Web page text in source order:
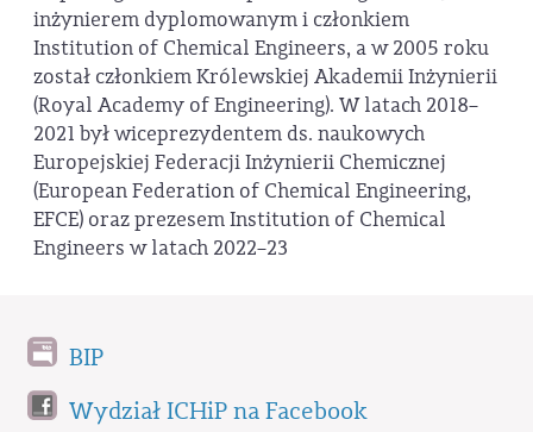
inżynierem dyplomowanym i członkiem
Institution of Chemical Engineers, a w 2005 roku
został członkiem Królewskiej Akademii Inżynierii
(Royal Academy of Engineering). W latach 2018–
2021 był wiceprezydentem ds. naukowych
Europejskiej Federacji Inżynierii Chemicznej
(European Federation of Chemical Engineering,
EFCE) oraz prezesem Institution of Chemical
Engineers w latach 2022–23
BIP
Wydział ICHiP na Facebook